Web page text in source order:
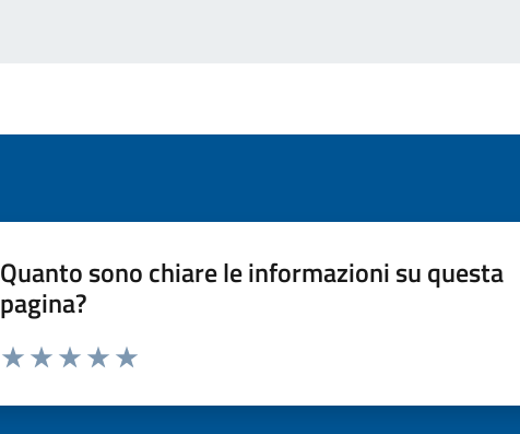
Quanto sono chiare le informazioni su questa
pagina?
Valuta da 1 a 5 stelle la pagina